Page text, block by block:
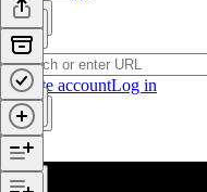
Create accountLog in